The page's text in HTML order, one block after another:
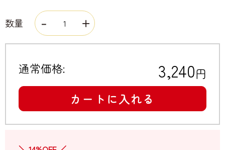
数量
通常価格: 3,240円
カートに入れる